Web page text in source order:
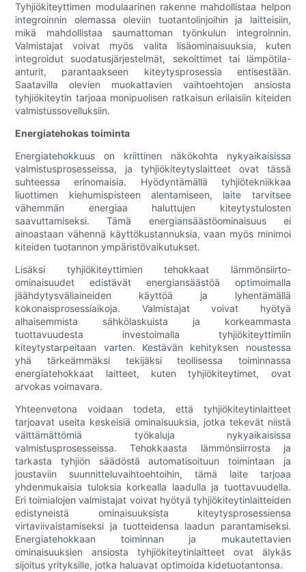
Tyhjiökiteyttimen modulaarinen rakenne mahdollistaa helpon
integroinnin olemassa oleviin tuotantolinjoihin ja laitteisiin,
mikä mahdollistaa saumattoman työnkulun integroinnin.
Valmistajat voivat myös valita lisäominaisuuksia, kuten
integroidut suodatusjärjestelmät, sekoittimet tai lämpötila-
anturit, parantaakseen kiteytysprosessia entisestään.
Saatavilla olevien muokattavien vaihtoehtojen ansiosta
tyhjiökiteytin tarjoaa monipuolisen ratkaisun erilaisiin kiteiden
valmistussovelluksiin.
Energiatehokas toiminta
Energiatehokkuus on kriittinen näkökohta nykyaikaisissa
valmistusprosesseissa, ja tyhjiökiteytyslaitteet ovat tässä
suhteessa erinomaisia. Hyödyntämällä tyhjiötekniikkaa
liuottimen kiehumispisteen alentamiseen, laite tarvitsee
vähemmän energiaa haluttujen kiteytystulosten
saavuttamiseksi. Tämä energiansäästöominaisuus ei
ainoastaan ​​vähennä käyttökustannuksia, vaan myös minimoi
kiteiden tuotannon ympäristövaikutukset.
Lisäksi tyhjiökiteyttimien tehokkaat lämmönsiirto-
ominaisuudet edistävät energiansäästöä optimoimalla
jäähdytysväliaineiden käyttöä ja lyhentämällä
kokonaisprosessiaikoja. Valmistajat voivat hyötyä
alhaisemmista sähkölaskuista ja korkeammasta
tuottavuudesta investoimalla tyhjiökiteyttimiin
kiteytystarpeitaan varten. Kestävän kehityksen noustessa
yhä tärkeämmäksi tekijäksi teollisessa toiminnassa
energiatehokkaat laitteet, kuten tyhjiökiteytimet, ovat
arvokas voimavara.
Yhteenvetona voidaan todeta, että tyhjiökiteytinlaitteet
tarjoavat useita keskeisiä ominaisuuksia, jotka tekevät niistä
välttämättömiä työkaluja nykyaikaisissa
valmistusprosesseissa. Tehokkaasta lämmönsiirrosta ja
tarkasta tyhjiön säädöstä automatisoituun toimintaan ja
joustaviin suunnitteluvaihtoehtoihin, tämä laite tarjoaa
yhdenmukaisia ​​tuloksia korkealla laadulla ja tuottavuudella.
Eri toimialojen valmistajat voivat hyötyä tyhjiökiteytinlaitteiden
edistyneistä ominaisuuksista kiteytysprosessiensa
virtaviivaistamiseksi ja tuotteidensa laadun parantamiseksi.
Energiatehokkaan toiminnan ja mukautettavien
ominaisuuksien ansiosta tyhjiökiteytinlaitteet ovat älykäs
sijoitus yrityksille, jotka haluavat optimoida kidetuotantonsa.